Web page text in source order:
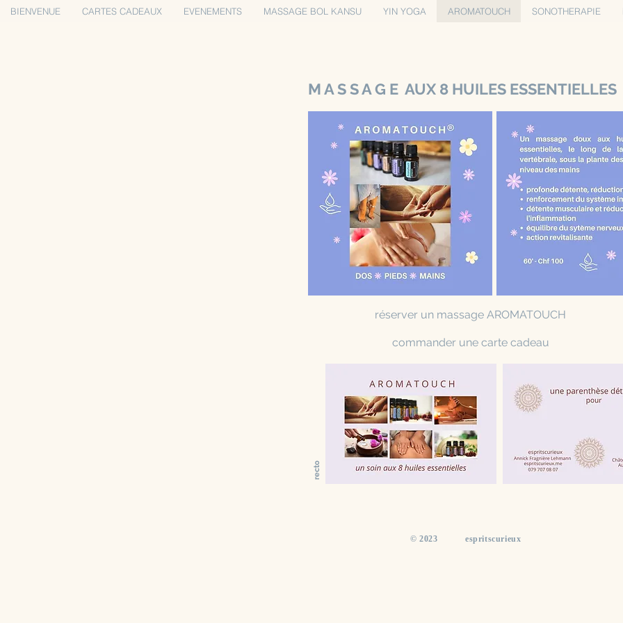
BIENVENUE CARTES CADEAUX EVENEMENTS MASSAGE BOL KANSU YIN YOGA AROMATOUCH SONOTHERAPIE
M A S S A G E AUX 8 HUILES ESSENTIELLES
réserver un massage AROMATOUCH
commander une carte cadeau
recto
​© 2023 espritscurieux